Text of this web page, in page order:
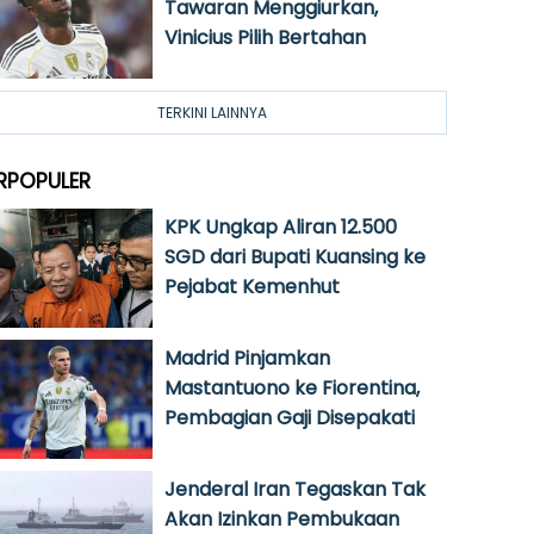
Tawaran Menggiurkan,
Vinicius Pilih Bertahan
TERKINI LAINNYA
KPK Ungkap Aliran 12.500
SGD dari Bupati Kuansing ke
Pejabat Kemenhut
Madrid Pinjamkan
Mastantuono ke Fiorentina,
Pembagian Gaji Disepakati
Jenderal Iran Tegaskan Tak
Akan Izinkan Pembukaan